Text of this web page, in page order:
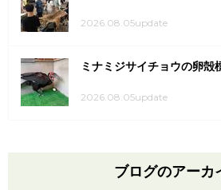
2026.08.05update
ミナミジサイチョウの卵殻
2026.08.05update
ブログのアーカ